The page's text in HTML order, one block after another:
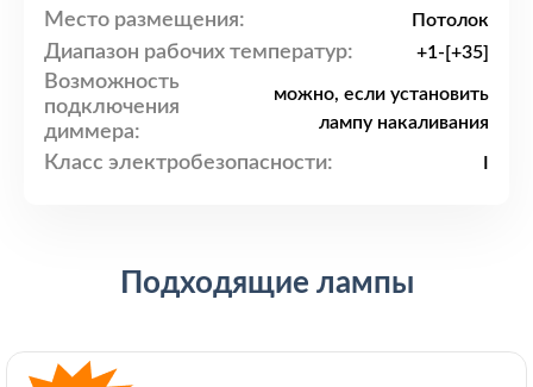
Место размещения: Потолок
Диапазон рабочих температур: +1-[+35]
Возможность
подключения
диммера:
можно, если установить
лампу накаливания
Класс электробезопасности:
Подходящие лампы